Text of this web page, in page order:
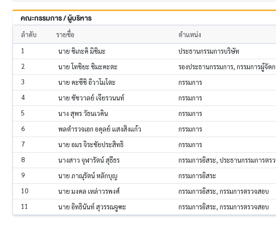
คณะกรรมการ / ผู้บริหาร
ลำดับ รายชื่อ
ตำแหน่ง
1
นาย ชิเกะคิ มิชิมะ
ประธานกรรมการบริษัท
2
นาย โทชิยะ ชิมะคะตะ
รองประธานกรรมการ, กรรมการผู้จัด
3
นาย คะซึชิ อิวาโมโตะ
กรรมการ
4
นาย ชัชวาลย์ เจียรวนนท์
กรรมการ
5
นาง สุพร วัธนเวคิน
กรรมการ
6
พลตำรวจเอก อดุลย์ แสงสิงแก้ว
กรรมการ
7
นาย อมร จิระชัยประสิทธิ
กรรมการ
8
นางสาว จุฬารัตน์ สุธีธร
กรรมการอิสระ, ประธานกรรมการตร
9
นาย ภาณุรัตน์ หลักบุญ
กรรมการอิสระ
10
นาย มงคล เหล่าวรพงศ์
กรรมการอิสระ, กรรมการตรวจสอบ
11
นาย อิทธินันท์ สุวรรณจูฑะ กรรมการอิสระ, กรรมการตรวจสอบ